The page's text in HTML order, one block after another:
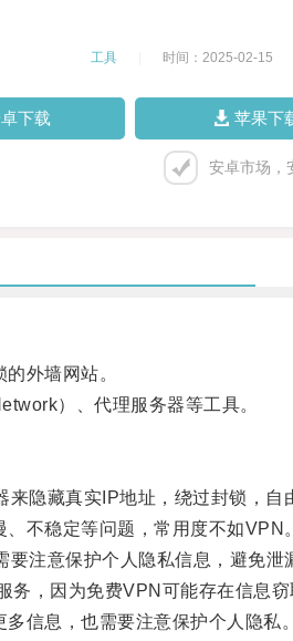
工具 时间：2025-02-15
下载 苹果下
安卓市场，
外墙网站。
）、代理服务器等工具。
藏真实IP地址，绕过封锁，自
不稳定等问题，常用度不如VPN。
意保护个人隐私信息，避免泄
，因为免费VPN可能存在信息窃
信息，也需要注意保护个人隐私。